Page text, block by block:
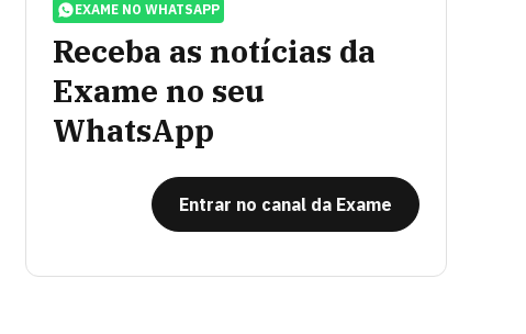
EXAME NO WHATSAPP
Receba as notícias da
Exame no seu
WhatsApp
Entrar no canal da Exame